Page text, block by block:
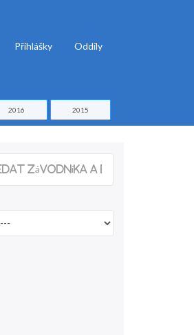
Přihlášky Oddíly
2016 2015